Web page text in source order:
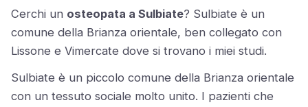
Cerchi un osteopata a Sulbiate? Sulbiate è un
comune della Brianza orientale, ben collegato con
Lissone e Vimercate dove si trovano i miei studi.
Sulbiate è un piccolo comune della Brianza orientale
con un tessuto sociale molto unito. I pazienti che